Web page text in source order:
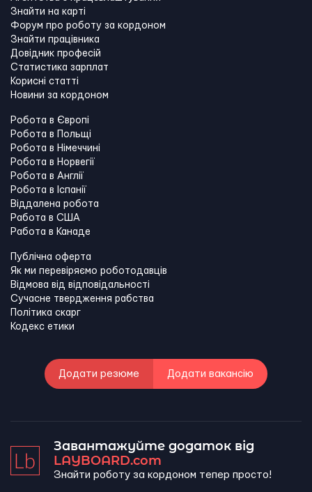
Знайти на карті
Форум про роботу за кордоном
Знайти працівника
Довідник професій
Статистика зарплат
Корисні статті
Новини за кордоном
Робота в Європі
Робота в Польщі
Робота в Німеччині
Робота в Норвегії
Робота в Англії
Робота в Іспанії
Віддалена робота
Работа в США
Работа в Канадe
Публічна оферта
Як ми перевіряємо роботодавців
Відмова від відповідальності
Сучасне твердження рабства
Політика скарг
Кодекс етики
Додати резюме Додати вакансію
Завантажуйте додаток від
LAYBOARD.com
Знайти роботу за кордоном тепер просто!